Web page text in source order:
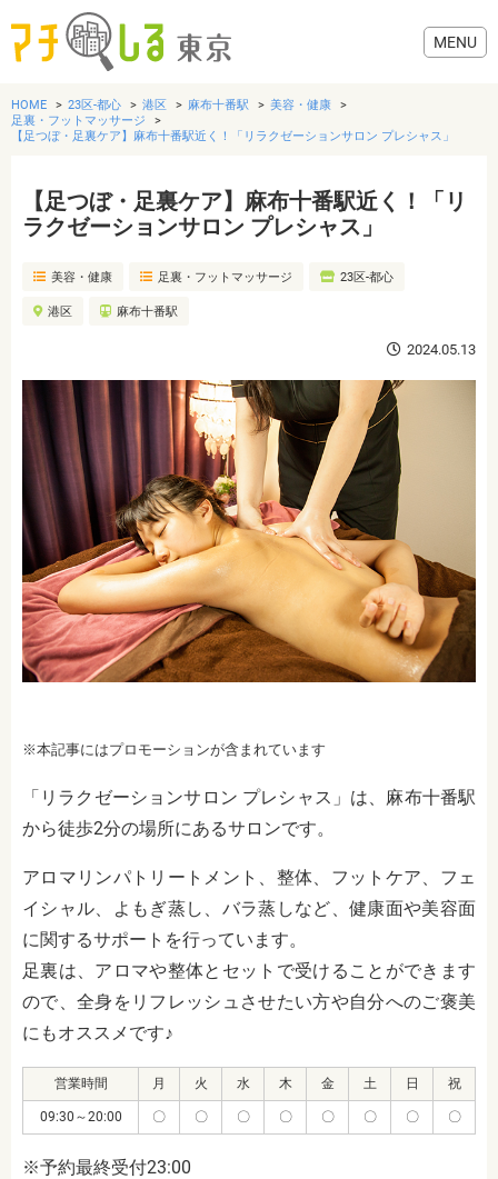
グルメ
美容・健康
おでかけ
生活
HOME 23区-都心 港区 麻布十番駅
美容・健康
足裏・フットマッサージ
【足つぼ・足裏ケア】麻布十番駅近く！「リラクゼーションサロン プレシャス」
【足つぼ・足裏ケア】麻布十番駅近く！「リ
ラクゼーションサロン プレシャス」
美容・健康 足裏・フットマッサージ 23区-都心
港区 麻布十番駅
2024.05.13
※本記事にはプロモーションが含まれています
「リラクゼーションサロン プレシャス」は、麻布十番駅
から徒歩2分の場所にあるサロンです。
アロマリンパトリートメント、整体、フットケア、フェ
イシャル、よもぎ蒸し、バラ蒸しなど、健康面や美容面
に関するサポートを行っています。
足裏は、アロマや整体とセットで受けることができます
ので、全身をリフレッシュさせたい方や自分へのご褒美
にもオススメです♪
営業時間 月 火 水 木 金 土 日 祝
09:30～20:00 〇 〇 〇 〇 〇 〇 〇 〇
※予約最終受付23:00